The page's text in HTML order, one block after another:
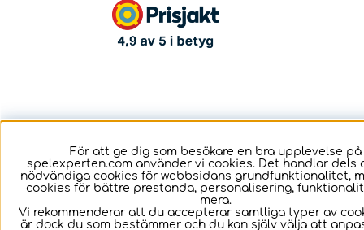
För att ge dig som besökare en bra upplevelse på
spelexperten.com använder vi cookies. Det handlar dels
nödvändiga cookies för webbsidans grundfunktionalitet,
cookies för bättre prestanda, personalisering,
mera.
Vi rekommenderar att du accepterar samtliga typer av
är dock du som bestämmer och du kan själv välja att